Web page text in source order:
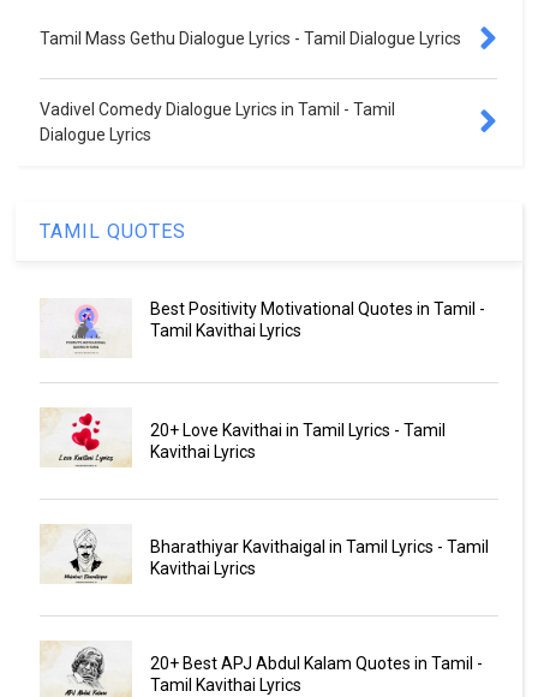
Tamil Mass Gethu Dialogue Lyrics - Tamil Dialogue Lyrics
Vadivel Comedy Dialogue Lyrics in Tamil - Tamil
Dialogue Lyrics
TAMIL QUOTES
Best Positivity Motivational Quotes in Tamil -
Tamil Kavithai Lyrics
20+ Love Kavithai in Tamil Lyrics - Tamil
Kavithai Lyrics
Bharathiyar Kavithaigal in Tamil Lyrics - Tamil
Kavithai Lyrics
20+ Best APJ Abdul Kalam Quotes in Tamil -
Tamil Kavithai Lyrics